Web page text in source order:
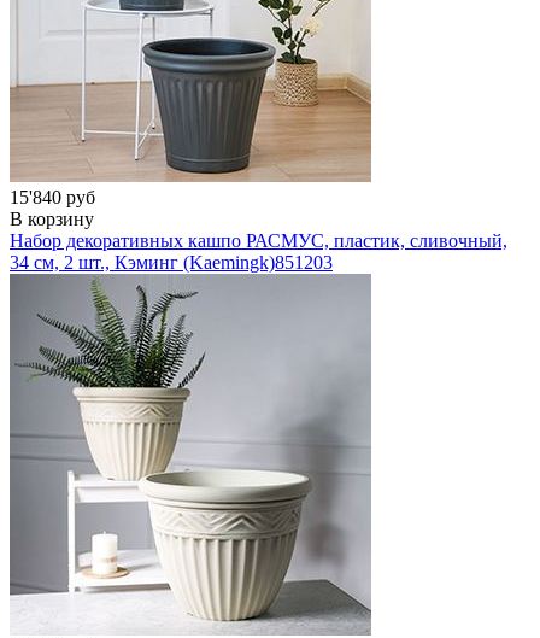
15'840 руб
В корзину
Набор декоративных кашпо РАСМУС, пластик, сливочный,
34 см, 2 шт., Кэминг (Kaemingk)851203